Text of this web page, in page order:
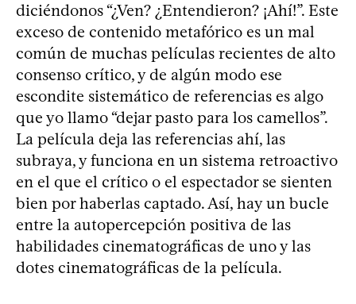
diciéndonos “¿Ven? ¿Entendieron? ¡Ahí!”. Este
exceso de contenido metafórico es un mal
común de muchas películas recientes de alto
consenso crítico, y de algún modo ese
escondite sistemático de referencias es algo
que yo llamo “dejar pasto para los camellos”.
La película deja las referencias ahí, las
subraya, y funciona en un sistema retroactivo
en el que el crítico o el espectador se sienten
bien por haberlas captado. Así, hay un bucle
entre la autopercepción positiva de las
habilidades cinematográficas de uno y las
dotes cinematográficas de la película.